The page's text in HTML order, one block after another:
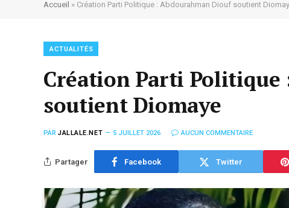
Accueil » Création Parti Politique : Abdourahman Diouf soutient
ACTUALITÉS
Création Parti
soutient Diomaye
PAR JALLALE.NET 5 JUILLET 2026 AUCUN COMMENTAIRE
Partager Facebook Twitter